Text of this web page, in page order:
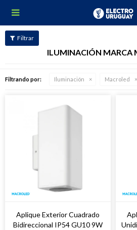

ILUMINACIÓN MARCA
Filtrando por: Iluminación Macroled
Aplique Exterior Cuadrado
Bidireccional IP54 GU10 9W